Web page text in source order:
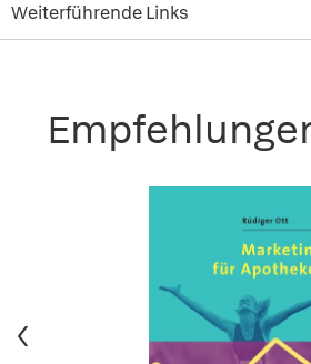
Weiterführende Links